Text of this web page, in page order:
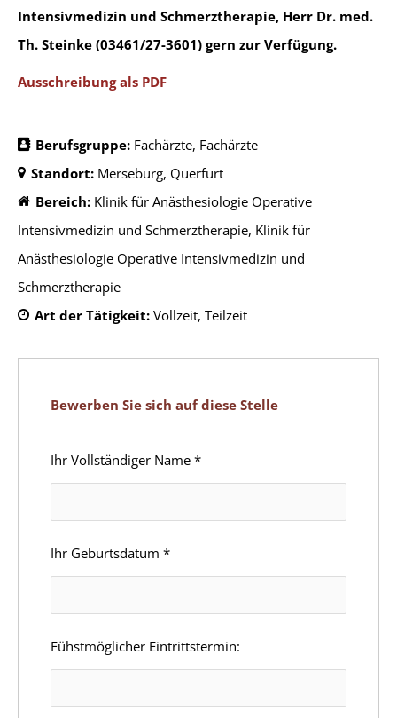
Intensivmedizin und Schmerztherapie, Herr Dr. med.
Th. Steinke (03461/27-3601) gern zur Verfügung.
Ausschreibung als PDF
Berufsgruppe: Fachärzte Fachärzte
Standort: Merseburg Querfurt
Bereich: Klinik für Anästhesiologie Operative
Intensivmedizin und Schmerztherapie Klinik für
Anästhesiologie Operative Intensivmedizin und
Schmerztherapie
Art der Tätigkeit: Vollzeit Teilzeit
Bewerben Sie sich auf diese Stelle
Ihr Vollständiger Name *
Ihr Geburtsdatum *
Fühstmöglicher Eintrittstermin: